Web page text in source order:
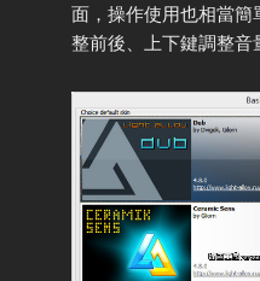
面，操作使用也相當簡
整前後、上下鍵調整音